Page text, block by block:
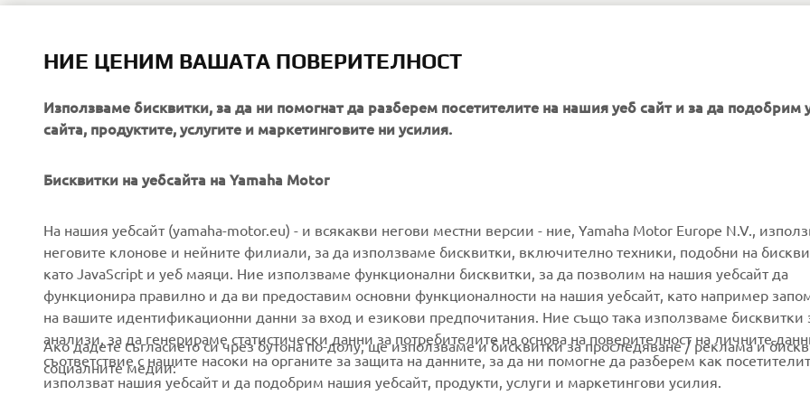
CORPORATE
About us
News
Events
Press
FOR BUSINESS
eBike systems
Authorities
Golfcourses
First responders
MORE YAMAHA
MyYamaha
Yamaha Music
Yamaha Racing
Yamaha Motor Global
SUPPORT
Parts Catalogue
Book Maintenance
Dealer locator
Management of Waste
Batteries
НИЕ ЦЕНИМ ВАШАТА ПОВЕРИТЕЛНОСТ
Използваме бисквитки, за да ни помогнат да разберем посетителите на нашия уеб сайт и за да подобрим
сайта, продуктите, услугите и маркетинговите ни усилия.
Бисквитки на уебсайта на Yamaha Motor
На нашия уебсайт (yamaha-motor.eu) - и всякакви негови местни версии - ние, Yamaha Motor Europe N.V.,
неговите клонове и нейните филиали, за да използваме бисквитки, включително техники, подобни на
като JavaScript и уеб маяци. Ние използваме функционални бисквитки, за да позволим на нашия уебсайт да
функционира правилно и да ви предоставим основни функционалности на нашия уебсайт, като например
на вашите идентификационни данни за вход и езикови предпочитания. Ние също така използваме бисквитки
анализи, за да генерираме статистически данни за потребителите на основа на поверителност на личните
съответствие с нашите насоки на органите за защита на данните, за да ни помогне да разберем как
използват нашия уебсайт и да подобрим нашия уебсайт, продукти, услуги и маркетингови усилия.
Ако дадете съгласието си чрез бутона по-долу, ще използваме и бисквитки за проследяване / реклама и
социалните медии: